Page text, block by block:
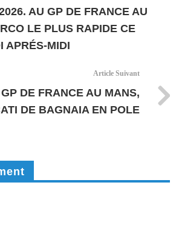
AU GP DE FRANCE AU
LE PLUS RAPIDE CE
APRÉS-MIDI
Article Suivant
DE FRANCE AU MANS,
DE BAGNAIA EN POLE